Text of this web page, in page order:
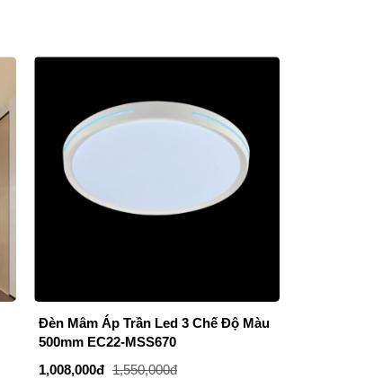
Đèn Mâm Áp Trần Phòng Khách
AN22-ML5133
3,465,000đ 4,950,000đ